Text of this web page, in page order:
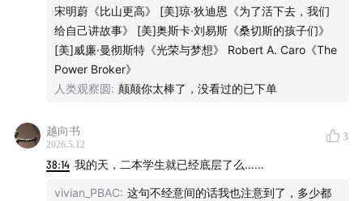
19. 威廉·曼彻斯特《光荣与梦想》
20. 罗伯特·卡罗《权力掮客》
21. 约翰·伯格（具体作品未提及）
22. 石黑一雄《克拉拉与太阳》
提到的虚构作品
2.露西亚·伯林《清洁女工手册》
3.双雪涛《飞行家》《平原上的摩西》
4.班宇《冬泳》
宋明蔚《比山更高》 [美]琼·狄迪恩《为了活下去，我们
给自己讲故事》 [美]奥斯卡·刘易斯《桑切斯的孩子们》
[美]威廉·曼彻斯特《光荣与梦想》 Robert A. Caro《The
Power Broker》
人类观察圆: 颠颠你太棒了，没看过的已下单
越向书
2026.5.12
3
38:14 我的天，二本学生就已经底层了么……
vivian_PBAC: 这句不经意间的话我也注意到了，多少都